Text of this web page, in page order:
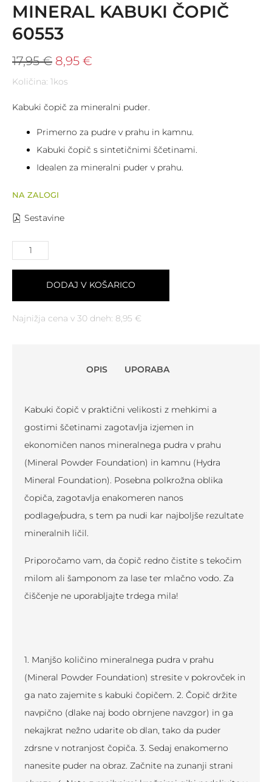
MINERAL KABUKI ČOPIČ
60553
17,95€ 8,95 €
Količina: 1kos
Kabuki čopič za mineralni puder.
Primerno za pudre v prahu in kamnu.
Kabuki čopič s sintetičnimi ščetinami.
Idealen za mineralni puder v prahu.
NA ZALOGI
Sestavine
DODAJ V KOŠARICO
Najnižja cena v 30 dneh: 8,95 €
OPIS UPORABA
Kabuki čopič v praktični velikosti z mehkimi a
gostimi ščetinami zagotavlja izjemen in
ekonomičen nanos mineralnega pudra v prahu
(Mineral Powder Foundation) in kamnu (Hydra
Mineral Foundation). Posebna polkrožna oblika
čopiča, zagotavlja enakomeren nanos
podlage/pudra, s tem pa nudi kar najboljše rezultate
mineralnih ličil.
Priporočamo vam, da čopič redno čistite s tekočim
milom ali šamponom za lase ter mlačno vodo. Za
čiščenje ne uporabljajte trdega mila!
1. Manjšo količino mineralnega pudra v prahu
(Mineral Powder Foundation) stresite v pokrovček in
ga nato zajemite s kabuki čopičem. 2. Čopič držite
navpično (dlake naj bodo obrnjene navzgor) in ga
nekajkrat nežno udarite ob dlan, tako da puder
zdrsne v notranjost čopiča. 3. Sedaj enakomerno
nanesite puder na obraz. Začnite na zunanji strani